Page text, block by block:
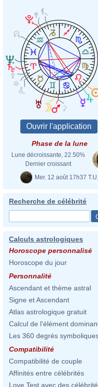
Phase de la lune
Lune décroissante, 22.50%
Dernier croissant
Mer. 12 août 17h37 T.U.
Recherche de célébrité
Calculs astrologiques
Horoscope personnalisé
Horoscope du jour
Personnalité
Ascendant et thème astral
Signe et Ascendant
Atlas astrologique gratuit
Calcul de l'élément
Les 360 degrés
Compatibilité
Compatibilité de couple
Affinités entre célébrités
Love Test avec des